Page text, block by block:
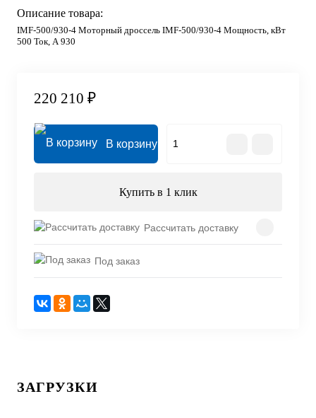
Описание товара:
IMF-500/930-4 Моторный дроссель IMF-500/930-4 Мощность, кВт
500 Ток, А 930
220 210 ₽
В корзину
Купить в 1 клик
Рассчитать доставку
Под заказ
ЗАГРУЗКИ